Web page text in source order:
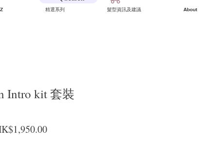
精選系列 髮型資訊及建議 About
Intro kit 套裝
價格 促銷價格